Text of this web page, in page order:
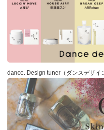
dance. Design tuner（ダンスデザイ